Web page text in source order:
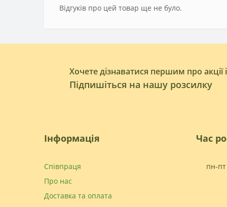
Відгуків про цей товар ще не було.
Хочете дізнаватися першим про акції
Підпишіться на нашу розсилку
Інформація
Співпраця
Про нас
Доставка та оплата
Час
пн-